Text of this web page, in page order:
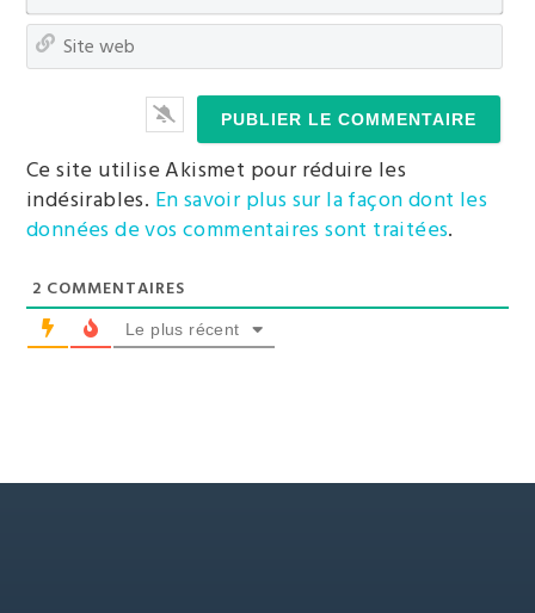
Ce site utilise Akismet pour réduire les
indésirables. En savoir plus sur la façon dont les
données de vos commentaires sont traitées.
2 COMMENTAIRES
Le plus récent